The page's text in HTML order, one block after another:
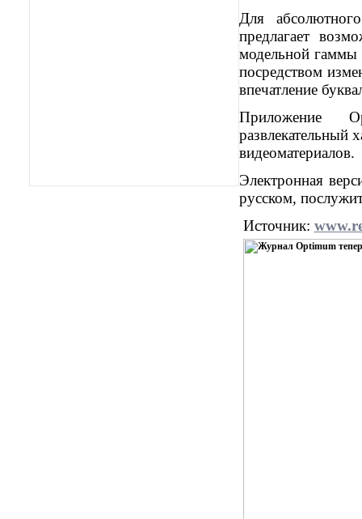
Для
предлагает
модельной гаммы
посредством
впечатление
Приложение
развлекательный
видеоматериалов.
Электронная
русском,
Источник: